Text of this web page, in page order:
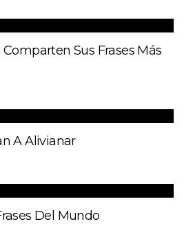
Sus Frases Más
A Alivianar
Del Mundo